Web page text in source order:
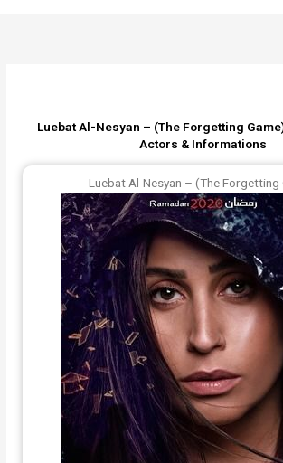
Luebat Al-Nesyan – (The Forgetting
Actors & Informations
Luebat Al-Nesyan – (The Forgetting